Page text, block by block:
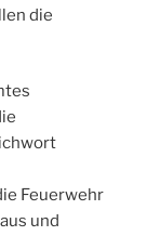
die
Feuerwehr
und